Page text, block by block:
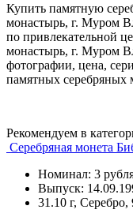
Купить памятную
монастырь, г. Муром
по привлекательной
монастырь, г. Муром
фотографии, цена,
памятных серебряных
Рекомендуем в
Серебряная монета
Номинал: 3
Выпуск:
31.10 г, Серебро,